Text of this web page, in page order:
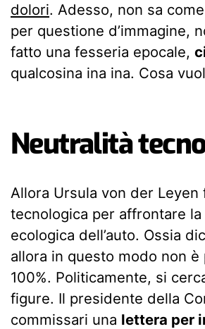
dolori. Adesso, non sa
per questione d’immagine,
fatto una fesseria epocale,
qualcosina ina ina. Cosa
Neutralità
Allora Ursula von der
tecnologica per affrontare
ecologica dell’auto. Ossia
allora in questo modo non
100%. Politicamente, si
figure. Il presidente della
commissari una lettera per